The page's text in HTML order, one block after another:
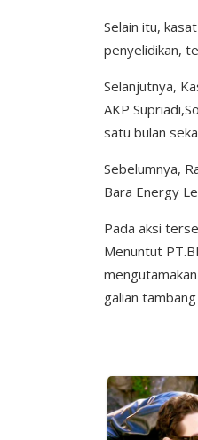
Selain itu,
penyelidikan,
Selanjutnya,
AKP
satu bulan
Sebelumnya,
Bara Energy
Pada aksi
Menuntut
galian